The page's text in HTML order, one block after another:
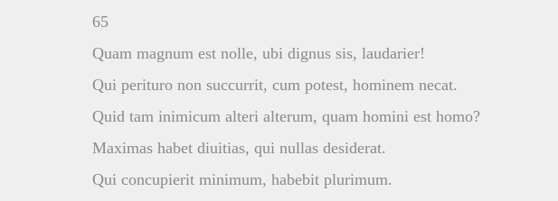
65
Quam magnum est nolle, ubi dignus sis, laudarier!
Qui perituro non succurrit, cum potest, hominem necat.
Quid tam inimicum alteri alterum, quam homini est homo?
Maximas habet diuitias, qui nullas desiderat.
Qui concupierit minimum, habebit plurimum.